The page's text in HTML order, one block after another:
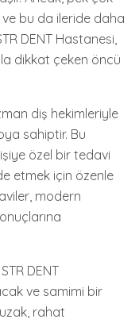
bu da ileride daha
DENT Hastanesi,
dikkat çeken öncü
diş hekimleriyle
sahiptir. Bu
özel bir tedavi
etmek için özenle
modern
DENT
ve samimi bir
rahat